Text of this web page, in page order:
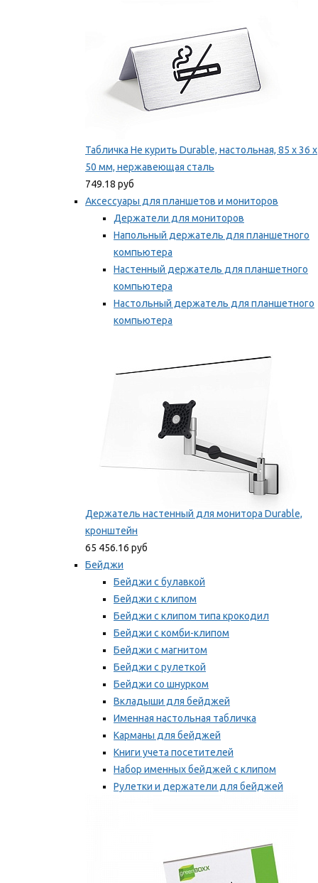
Табличка Не курить Durable, настольная, 85 x 36 x
50 мм, нержавеющая сталь
749.18 руб
Аксессуары для планшетов и мониторов
Держатели для мониторов
Напольный держатель для планшетного
компьютера
Настенный держатель для планшетного
компьютера
Настольный держатель для планшетного
компьютера
Держатель настенный для монитора Durable,
кронштейн
65 456.16 руб
Бейджи
Бейджи с булавкой
Бейджи с клипом
Бейджи с клипом типа крокодил
Бейджи с комби-клипом
Бейджи с магнитом
Бейджи с рулеткой
Бейджи со шнурком
Вкладыши для бейджей
Именная настольная табличка
Карманы для бейджей
Книги учета посетителей
Набор именных бейджей с клипом
Рулетки и держатели для бейджей